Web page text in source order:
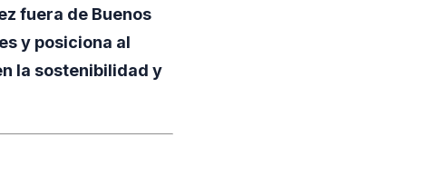
fuera de Buenos
y posiciona al
la sostenibilidad y